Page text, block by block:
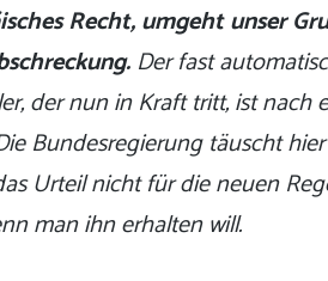
Recht, umgeht unser
Der fast
der nun in Kraft tritt, ist nach
Bundesregierung täuscht
Urteil nicht für die neuen
man ihn erhalten will.